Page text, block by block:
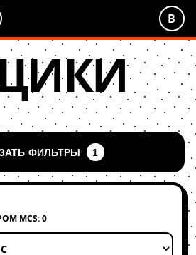
В
ФИЛЬТРЫ 1
MCS: 0